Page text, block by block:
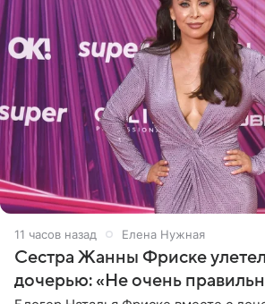
11 часов назад Елена Нужная
Сестра Жанны Фриске
дочерью: «Не очень